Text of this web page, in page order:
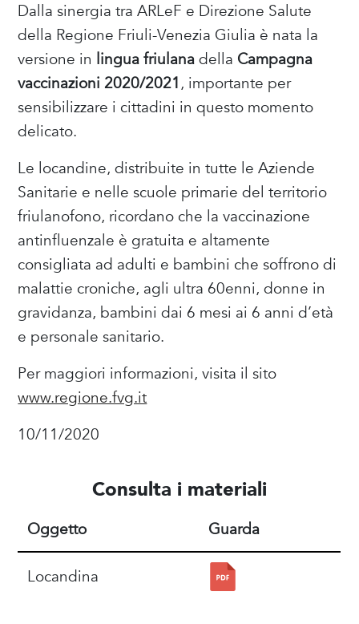
Dalla sinergia tra ARLeF e Direzione Salute
della Regione Friuli-Venezia Giulia è nata la
versione in lingua friulanadella Campagna
vaccinazioni 2020/2021, importante per
sensibilizzare i cittadini in questo momento
delicato.
Le locandine, distribuite in tutte le Aziende
Sanitarie e nelle scuole primarie del territorio
friulanofono, ricordano che la vaccinazione
antinfluenzale è gratuita e altamente
consigliata ad adulti e bambini che soffrono di
malattie croniche, agli ultra 60enni, donne in
gravidanza, bambini dai 6 mesi ai 6 anni d’età
e personale sanitario.
Per maggiori informazioni, visita il sito
www.regione.fvg.it
10/11/2020
Consulta i materiali
Oggetto Guarda
Locandina